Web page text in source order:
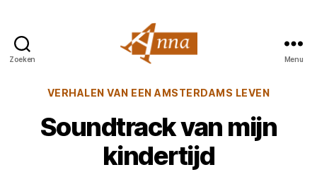
Zoeken
van
Menu
Categorieën
VERHALEN VAN EEN AMSTERDAMS LEVEN
Soundtrack van mijn
kindertijd